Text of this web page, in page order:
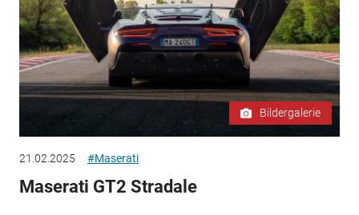
Bildergalerie
21.02.2025 #Maserati
Maserati GT2 Stradale